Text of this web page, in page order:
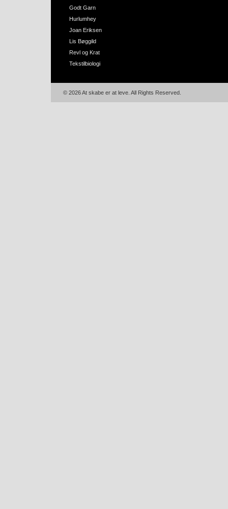
Godt Garn
Hurlumhey
Joan Eriksen
Lis Bøggild
Revl og Krat
Tekstilbiologi
© 2026 At skabe er at leve. All Rights Reserved.